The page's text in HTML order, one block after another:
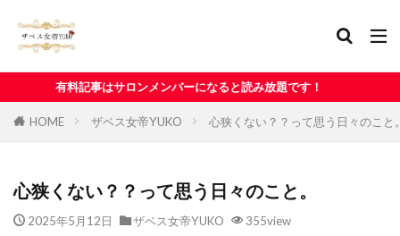
ンメンバーになると読み放題です！
HOME ザベス女帝YUKO 心狭くない？？って思う日々のこと
心狭くない？？って思う日々のこと。
2025年5月12日 ザベス女帝YUKO 355view